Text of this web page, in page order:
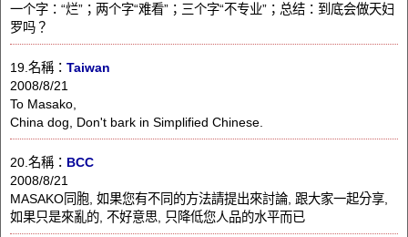
一个字：“烂”；两个字“难看”；三个字“不专业”；总结：到底会做天妇
罗吗？
19.名稱： Taiwan
2008/8/21
To Masako,
China dog, Don't bark in Simplified Chinese.
20.名稱： BCC
2008/8/21
MASAKO同胞, 如果您有不同的方法請提出來討論, 跟大家一起分享,
如果只是來亂的, 不好意思, 只降低您人品的水平而已